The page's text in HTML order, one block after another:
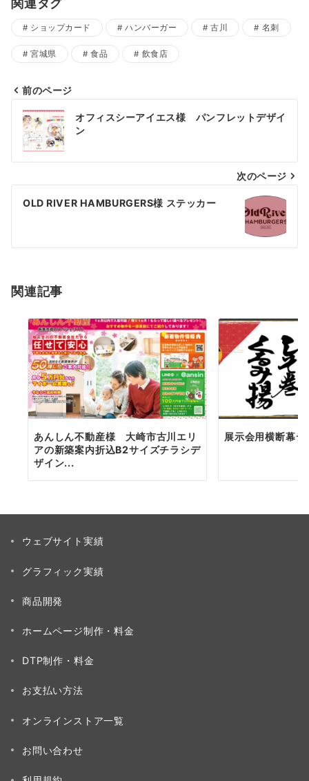
ショップカード ハンバーガー 古川 名刺
宮城県 食品 飲食店
投
稿
ナ
ビ
ゲ
シ
ン
前のページ
オフィスシーアイエス様 パンフレットデザイ
ン
次のページ
OLD RIVER HAMBURGERS様 ステッカー
関連記事
あんしん不動産様 大崎市古川エリ
アの新築案内折込B2サイズチラシデ
ザイン...
展示会用横断幕デ
ウェブサイト実績
グラフィック実績
商品開発
ホームページ制作・料金
DTP制作・料金
お支払い方法
オンラインストア一覧
お問い合わせ